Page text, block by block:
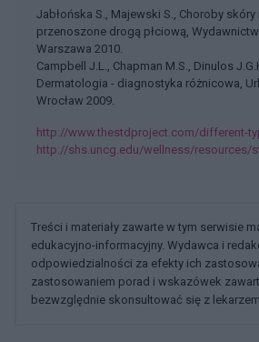
Jabłońska S., Majewski S., Choroby
przenoszone drogą płciową,
Warszawa 2010.
Campbell J.L., Chapman M.S., Dinulos
Dermatologia - diagnostyka różnicowa,
Wrocław 2009.
http://www.thestdproject.com/different-
http://shs.uncg.edu/wellness/resources/
Treści i materiały zawarte w tym serwisie
edukacyjno-informacyjny. Wydawca i
odpowiedzialności za efekty ich
zastosowaniem porad i wskazówek
bezwzględnie skonsultować się z